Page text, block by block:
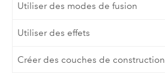
Utiliser des modes de fusion
Utiliser des effets
Créer des couches de construction